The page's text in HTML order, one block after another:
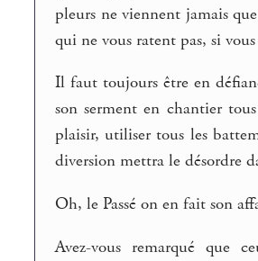
pleurs ne viennent jamais
qui ne vous ratent pas, si
Il faut toujours être en
son serment en chantier
plaisir, utiliser tous les
diversion mettra le désordre
Oh, le Passé on en fait son
Avez-vous remarqué que